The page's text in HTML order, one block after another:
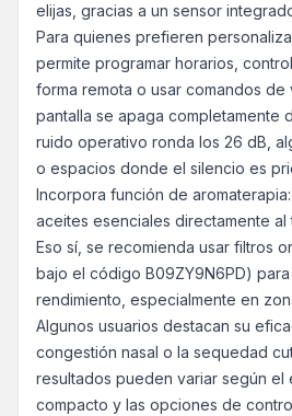
elijas, gracias a un sensor
Para quienes prefieren
permite programar horarios,
forma remota o usar comandos de
pantalla se apaga completamente
ruido operativo ronda los 26 dB,
o espacios donde el silencio es
Incorpora función de
aceites esenciales directamente al
Eso sí, se recomienda usar filtros
bajo el código B09ZY9N6PD)
rendimiento, especialmente en
Algunos usuarios destacan su
congestión nasal o la sequedad
resultados pueden variar según el
compacto y las opciones de